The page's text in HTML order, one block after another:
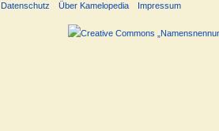
Datenschutz Über Kamelopedia Impressum